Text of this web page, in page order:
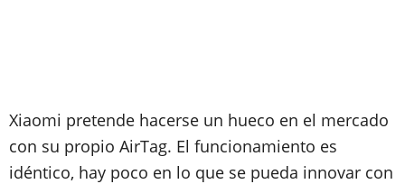
Xiaomi pretende hacerse un hueco en el mercado
con su propio AirTag. El funcionamiento es
idéntico, hay poco en lo que se pueda innovar con